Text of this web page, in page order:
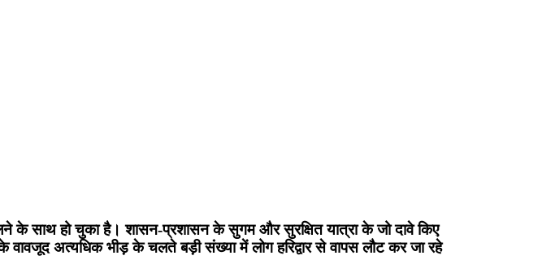
के साथ हो चुका है। शासन-प्रशासन के सुगम और सुरक्षित यात्रा के जो दावे किए
अत्यधिक भीड़ के चलते बड़ी संख्या में लोग हरिद्वार से वापस लौट कर जा रहे